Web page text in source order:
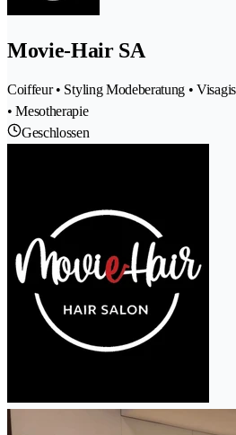
Movie-Hair SA
Coiffeur • Styling Modeberatung •
• Mesotherapie
Geschlossen